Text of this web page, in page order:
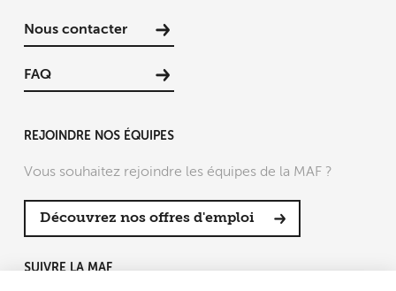
Nous contacter
FAQ
REJOINDRE NOS ÉQUIPES
Vous souhaitez rejoindre les équipes de la MAF ?
Découvrez nos offres d'emploi
SUIVRE LA MAF